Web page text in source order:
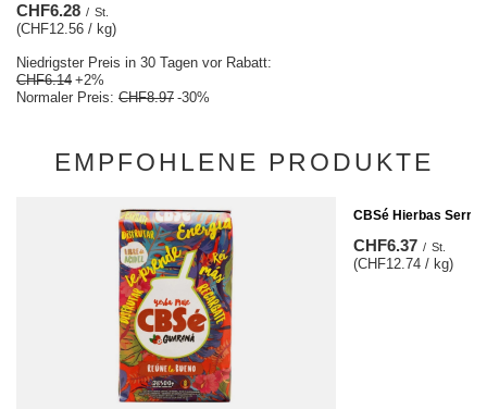
CHF6.28 / St.
(CHF12.56 / kg)
Niedrigster Preis in 30 Tagen vor Rabatt:
CHF6.14 +2%
Normaler Preis: CHF8.97 -30%
EMPFOHLENE PRODUKTE
CBSé Hierbas
CHF6.37 / St.
(CHF12.74 / kg)